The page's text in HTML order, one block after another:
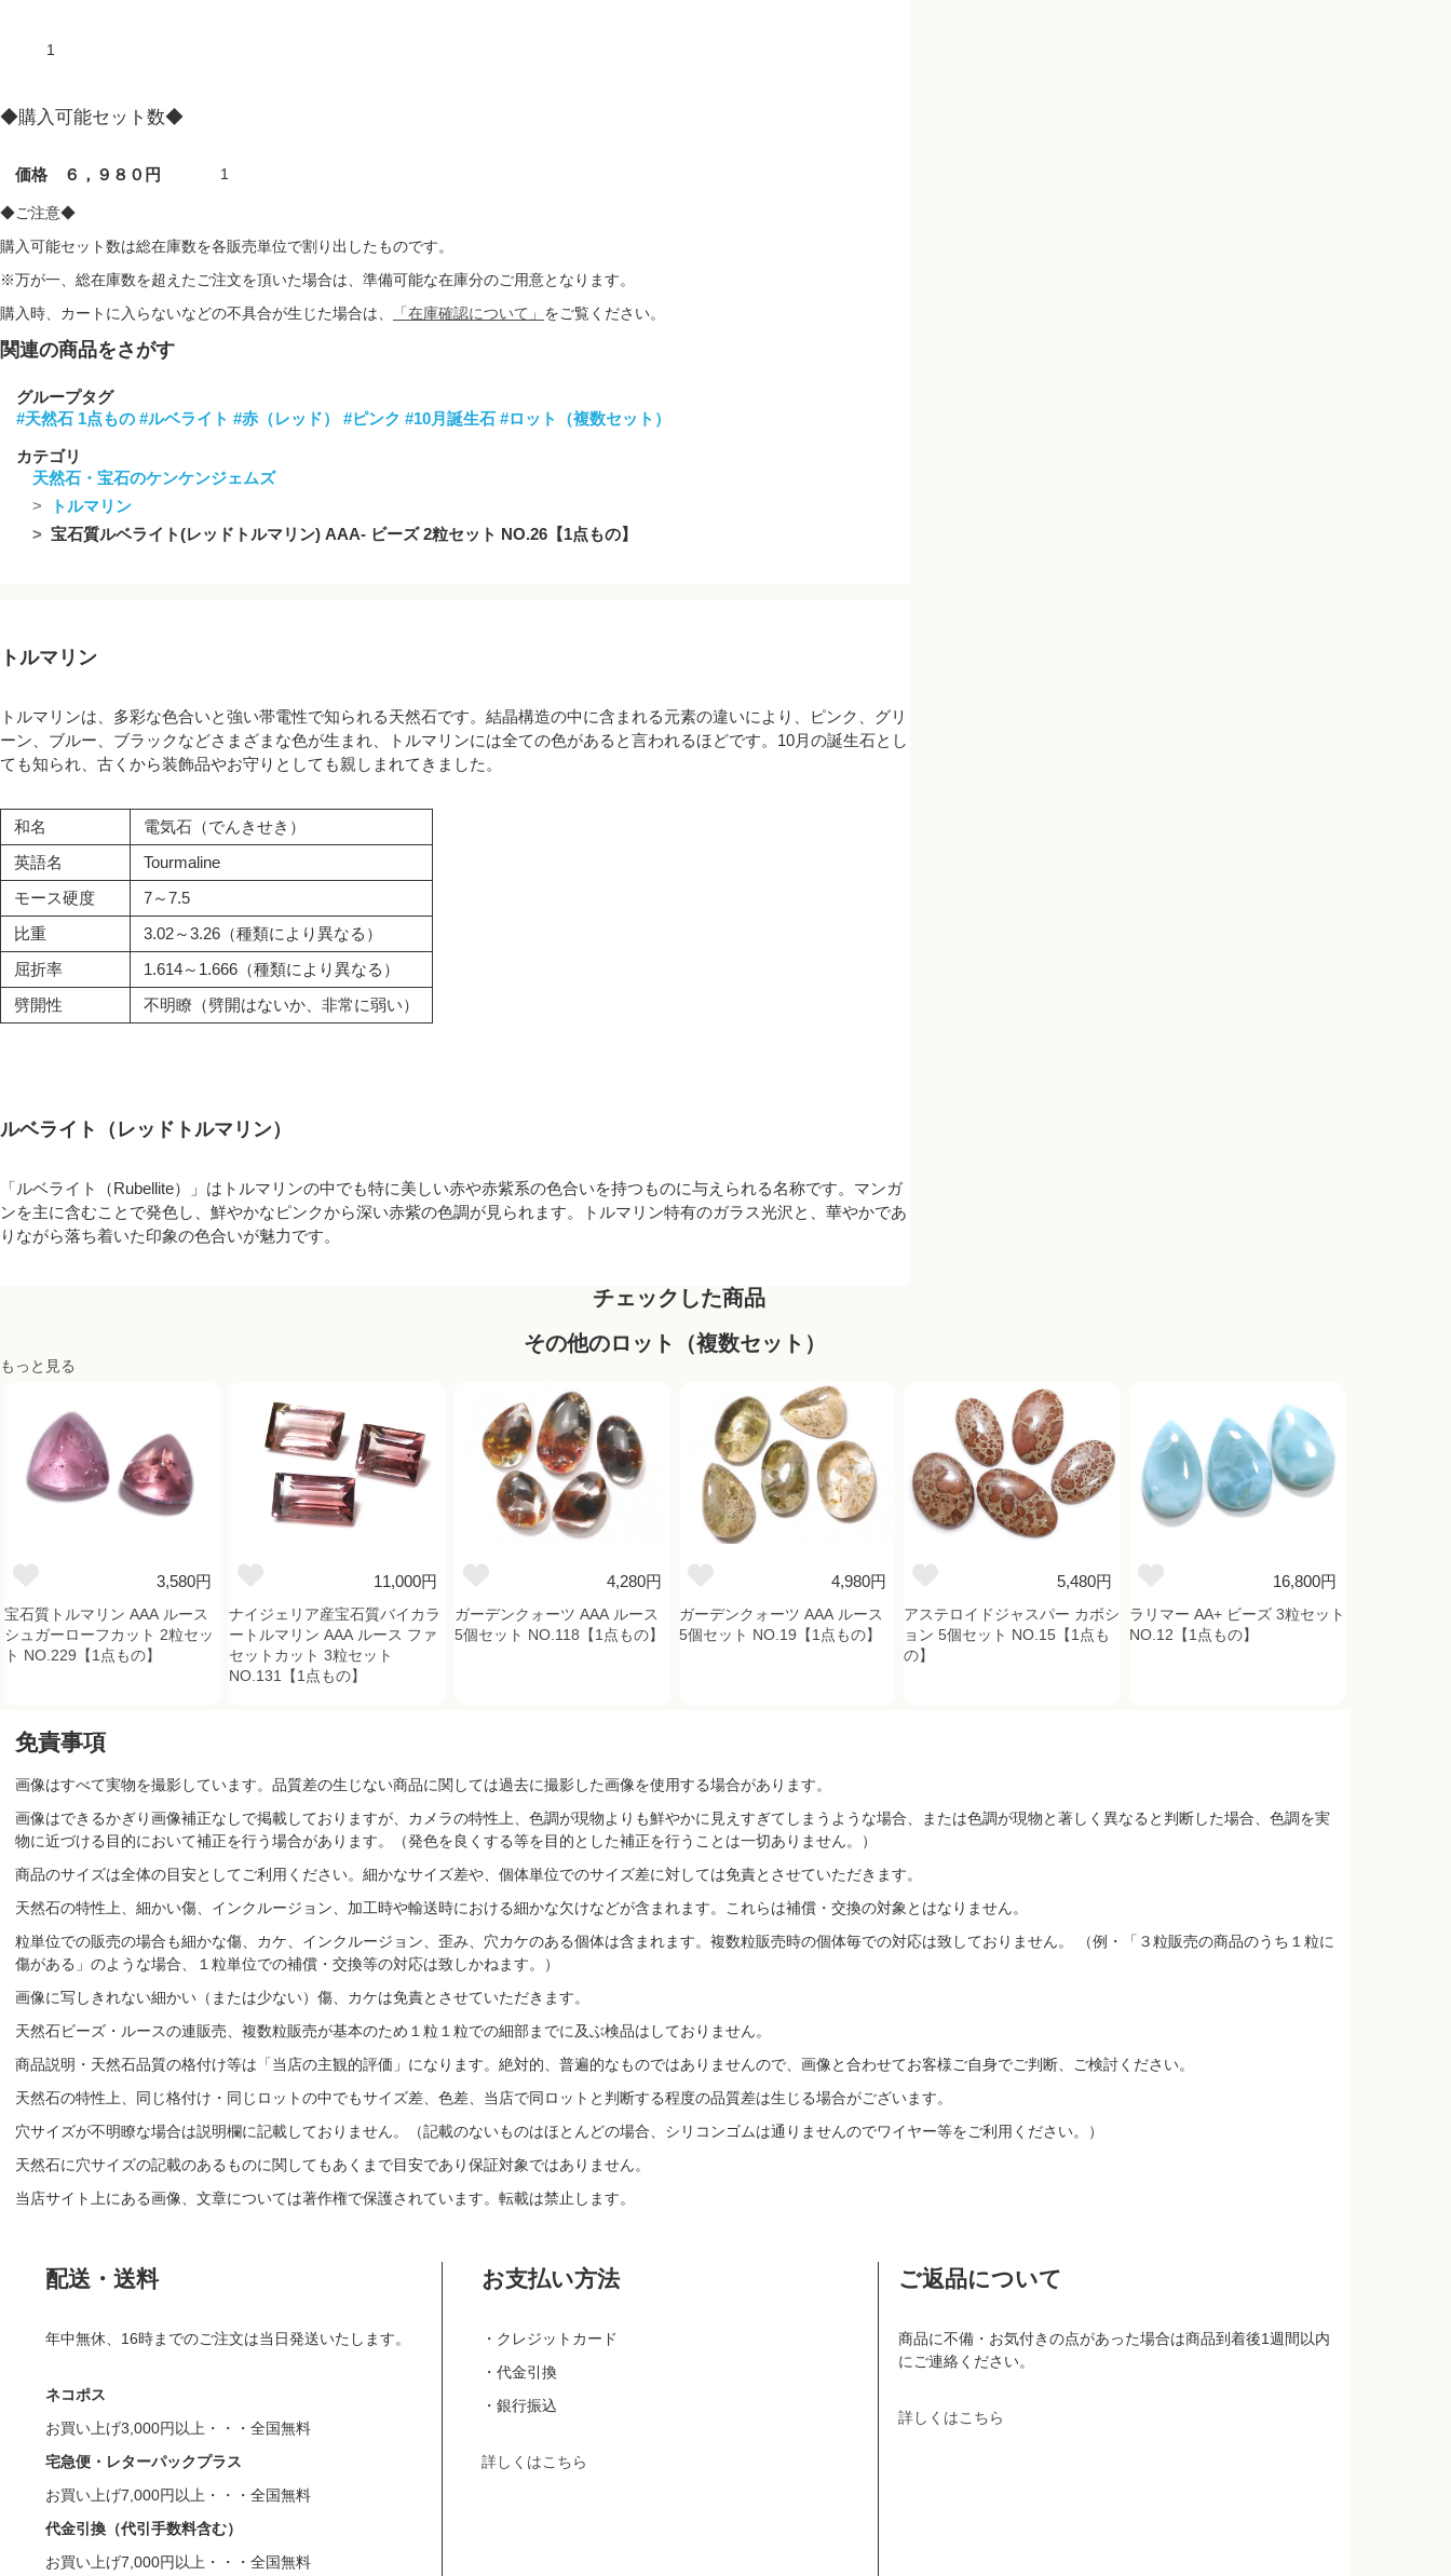
1
◆購入可能セット数◆
価格 ６，９８０円 1
◆ご注意◆
購入可能セット数は総在庫数を各販売単位で割り出したものです。
※万が一、総在庫数を超えたご注文を頂いた場合は、準備可能な在庫分のご用意となります。
購入時、カートに入らないなどの不具合が生じた場合は、
「在庫確認について」 をご覧ください。
関連の商品をさがす
グループタグ
#天然石 1点もの #ルベライト #赤（レッド） #ピンク #10月誕生石 #ロット（複数セット）
カテゴリ
天然石・宝石のケンケンジェムズ
トルマリン
宝石質ルベライト(レッドトルマリン) AAA- ビーズ 2粒セット NO.26【1点もの】
トルマリン
トルマリンは、多彩な色合いと強い帯電性で知られる天然石です。結晶構造の中に含まれる元素の違いにより、ピンク、グリ
ーン、ブルー、ブラックなどさまざまな色が生まれ、トルマリンには全ての色があると言われるほどです。10月の誕生石とし
ても知られ、古くから装飾品やお守りとしても親しまれてきました。
和名
電気石（でんきせき）
英語名
Tourmaline
モース硬度
7～7.5
比重
3.02～3.26（種類により異なる）
屈折率
1.614～1.666（種類により異なる）
劈開性
不明瞭（劈開はないか、非常に弱い）
ルベライト（レッドトルマリン）
「ルベライト（Rubellite）」はトルマリンの中でも特に美しい赤や赤紫系の色合いを持つものに与えられる名称です。マンガ
ンを主に含むことで発色し、鮮やかなピンクから深い赤紫の色調が見られます。トルマリン特有のガラス光沢と、華やかであ
りながら落ち着いた印象の色合いが魅力です。
チェックした商品
その他のロット（複数セット）
もっと見る
3,580円
宝石質トルマリン AAA ルース
シュガーローフカット 2粒セッ
ト NO.229【1点もの】
11,000円
ナイジェリア産宝石質バイカラ
ートルマリン AAA ルース ファ
セットカット 3粒セット
NO.131【1点もの】
4,280円
ガーデンクォーツ AAA ルース
5個セット NO.118【1点もの】
4,980円
ガーデンクォーツ AAA ルース
5個セット NO.19【1点もの】
5,480円
アステロイドジャスパー カボシ
ョン 5個セット NO.15【1点も
の】
16,800円
ラリマー AA+ ビーズ 3粒セット
NO.12【1点もの】
免責事項
画像はすべて実物を撮影しています。品質差の生じない商品に関しては過去に撮影した画像を使用する場合があります。
画像はできるかぎり画像補正なしで掲載しておりますが、カメラの特性上、色調が現物よりも鮮やかに見えすぎてしまうような場合、または色調が現物と著しく異なると判断した場合、色調を実
物に近づける目的において補正を行う場合があります。（発色を良くする等を目的とした補正を行うことは一切ありません。）
商品のサイズは全体の目安としてご利用ください。細かなサイズ差や、個体単位でのサイズ差に対しては免責とさせていただきます。
天然石の特性上、細かい傷、インクルージョン、加工時や輸送時における細かな欠けなどが含まれます。これらは補償・交換の対象とはなりません。
粒単位での販売の場合も細かな傷、カケ、インクルージョン、歪み、穴カケのある個体は含まれます。複数粒販売時の個体毎での対応は致しておりません。 （例・「３粒販売の商品のうち１粒に
傷がある」のような場合、１粒単位での補償・交換等の対応は致しかねます。）
画像に写しきれない細かい（または少ない）傷、カケは免責とさせていただきます。
天然石ビーズ・ルースの連販売、複数粒販売が基本のため１粒１粒での細部までに及ぶ検品はしておりません。
商品説明・天然石品質の格付け等は「当店の主観的評価」になります。絶対的、普遍的なものではありませんので、画像と合わせてお客様ご自身でご判断、ご検討ください。
天然石の特性上、同じ格付け・同じロットの中でもサイズ差、色差、当店で同ロットと判断する程度の品質差は生じる場合がございます。
穴サイズが不明瞭な場合は説明欄に記載しておりません。（記載のないものはほとんどの場合、シリコンゴムは通りませんのでワイヤー等をご利用ください。）
天然石に穴サイズの記載のあるものに関してもあくまで目安であり保証対象ではありません。
当店サイト上にある画像、文章については著作権で保護されています。転載は禁止します。
配送・送料
年中無休、16時までのご注文は当日発送いたします。
ネコポス
お買い上げ3,000円以上・・・全国無料
宅急便・レターパックプラス
お買い上げ7,000円以上・・・全国無料
代金引換（代引手数料含む）
お買い上げ7,000円以上・・・全国無料
お支払い方法
・クレジットカード
・代金引換
・銀行振込
詳しくはこちら
ご返品について
商品に不備・お気付きの点があった場合は商品到着後1週間以内
にご連絡ください。
詳しくはこちら